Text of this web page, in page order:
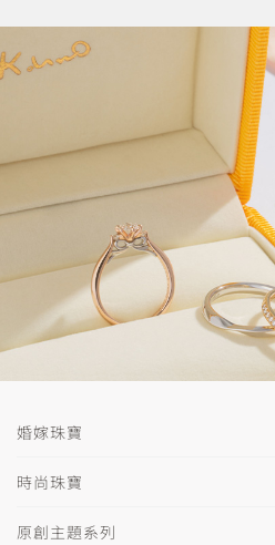
婚嫁珠寶
時尚珠寶
原創主題系列